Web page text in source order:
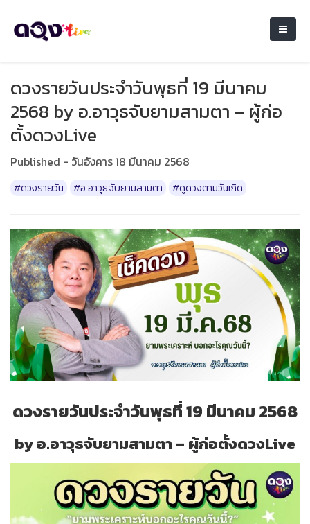
ดวงรายวันประจำวันพุธที่ 19 มีนาคม
2568 by อ.อาวุธจับยามสามตา – ผู้ก่อ
ตั้งดวงLive
Published - วันอังคาร 18 มีนาคม 2568
#ดวงรายวัน #อ.อาวุธจับยามสามตา #ดูดวงตามวันเกิด
ดวงรายวันประจำวันพุธที่ 19 มีนาคม 2568
by อ.อาวุธจับยามสามตา – ผู้ก่อตั้งดวงLive